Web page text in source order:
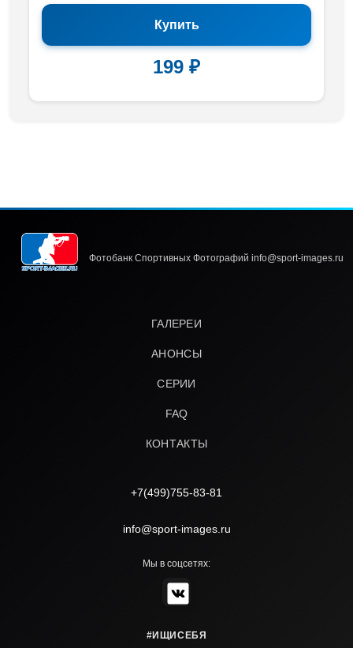
Купить
199 ₽
Фотобанк Спортивных Фотографий info@sport-images.ru
ГАЛЕРЕИ
АНОНСЫ
СЕРИИ
FAQ
КОНТАКТЫ
+7(499)755-83-81
info@sport-images.ru
Мы в соцсетях:
#ИЩИСЕБЯ